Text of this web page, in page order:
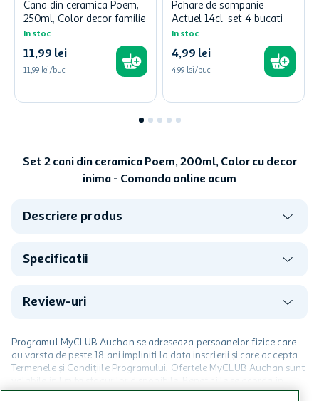
Cana din ceramica Poem,
250ml, Color decor familie
In stoc
11,99 lei
11,99 lei/buc
Pahare de sampanie
Actuel 14cl, set 4 bucati
In stoc
4,99 lei
4,99 lei/buc
Set 2 cani din ceramica Poem, 200ml, Color cu decor
inima - Comanda online acum
Descriere produs
Specificatii
Review-uri
Programul MyCLUB Auchan se adreseaza persoanelor fizice care
au varsta de peste 18 ani impliniti la data inscrierii și care accepta
Termenele și Condițiile Programului. Ofertele MyCLUB Auchan sunt
limita a 12 unitati / card client o singura data in perioada promotiei.